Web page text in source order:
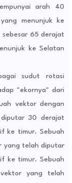
arah 40
menunjuk ke
65 derajat
ke Selatan
sudut rotasi
"ekornya" dari
vektor dengan
30 derajat
ke timur. Sebuah
yang telah diputar
ke timur. Sebuah
yang telah